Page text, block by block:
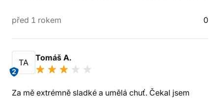
před 1 rokem 0
TA
2
Tomáš A.
Za mě extrémně sladké a umělá chuť. Čekal jsem